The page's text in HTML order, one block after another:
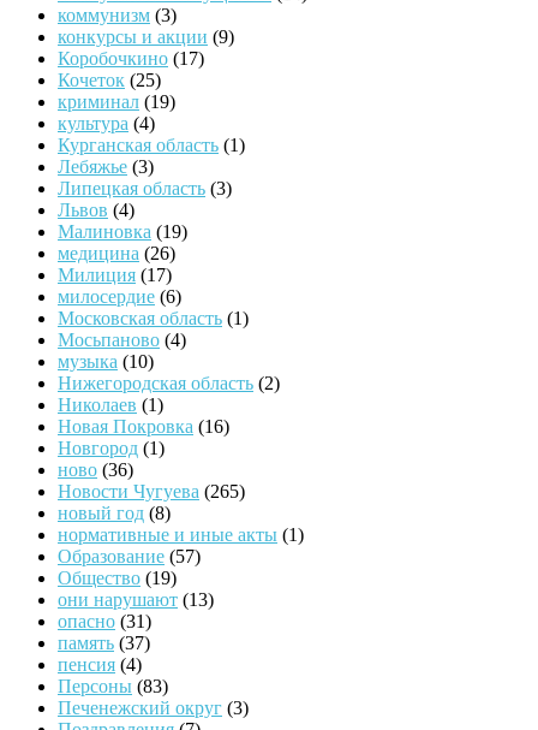
коммунизм (3)
конкурсы и акции (9)
Коробочкино (17)
Кочеток (25)
криминал (19)
культура (4)
Курганская область (1)
Лебяжье (3)
Липецкая область (3)
Львов (4)
Малиновка (19)
медицина (26)
Милиция (17)
милосердие (6)
Московская область (1)
Мосьпаново (4)
музыка (10)
Нижегородская область (2)
Николаев (1)
Новая Покровка (16)
Новгород (1)
ново (36)
Новости Чугуева (265)
новый год (8)
нормативные и иные акты (1)
Образование (57)
Общество (19)
они нарушают (13)
опасно (31)
память (37)
пенсия (4)
Персоны (83)
Печенежский округ (3)